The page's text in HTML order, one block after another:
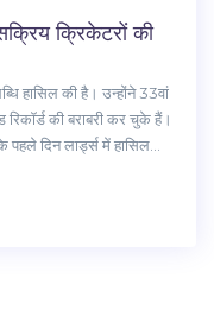
क्रिकेटरों की
हासिल की है। उन्होंने 33वां
की बराबरी कर चुके हैं।
पहले दिन लार्ड्स में हासिल